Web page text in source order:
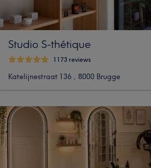
Studio S-thétique
1173 reviews
Katelijnestraat 136 , 8000 Brugge